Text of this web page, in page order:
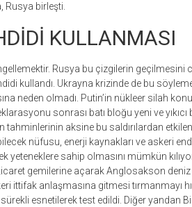
Rusya birleşti.
KULLANMASI
Rusya bu çizgilerin geçilmesini
kullandı. Ukrayna krizinde de bu
neden olmadı. Putin’in nükleer silah
sonrası batı bloğu yeni ve yıkıcı
aksine bu saldırılardan
nüfusu, enerji kaynakları ve askeri
sahip olmasını mümkün
gemilerine açarak Anglosakson
ittifak anlaşmasına gitmesi tırmanmayı
sürekli esnetilerek test edildi. Diğer yandan